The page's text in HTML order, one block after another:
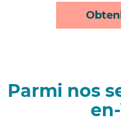
Parmi nos